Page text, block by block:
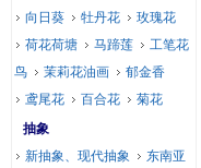
向日葵
牡丹花
玫瑰花
荷花荷塘
马蹄莲
工笔花
鸟
茉莉花油画
郁金香
鸢尾花
百合花
菊花
抽象
新抽象、现代抽象
东南亚